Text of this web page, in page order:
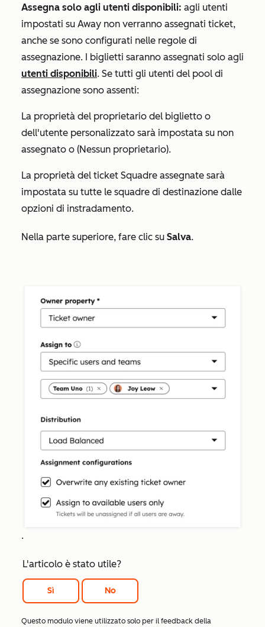
Assegna solo agli utenti disponibili: agli utenti
impostati su Away non verranno assegnati ticket,
anche se sono configurati nelle regole di
assegnazione. I biglietti saranno assegnati solo agli
utenti disponibili. Se tutti gli utenti del pool di
assegnazione sono assenti:
La proprietà del proprietario del biglietto o
dell'utente personalizzato sarà impostata su non
assegnato o (Nessun proprietario).
La proprietà del ticket Squadre assegnate sarà
impostata su tutte le squadre di destinazione dalle
opzioni di instradamento.
Nella parte superiore, fare clic su Salva.
.
L'articolo è stato utile?
Sì No
Questo modulo viene utilizzato solo per il feedback della